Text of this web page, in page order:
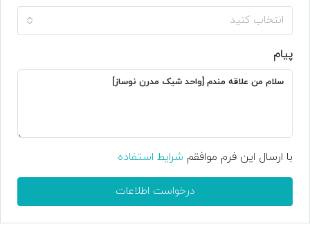
انتخاب کنید
پیام
با ارسال این فرم موافقم شرایط استفاده
درخواست اطلاعات